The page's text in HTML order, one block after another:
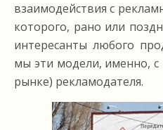
взаимодействия с
которого, рано или
интересанты любого
мы эти модели, именно, с
рынке) рекламодателя.